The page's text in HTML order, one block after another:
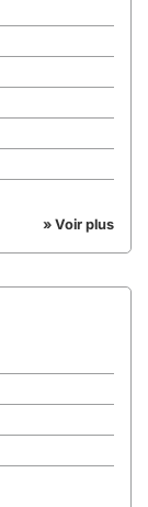
» Voir plus